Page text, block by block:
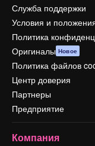
Служба поддержки
Условия и
Политика
Оригиналы Новое
Политика файлов
Центр доверия
Партнеры
Предприятие
Компания